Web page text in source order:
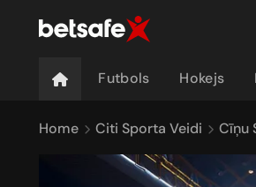
Futbols Hokejs
Home Citi Sporta Veidi Cīņu